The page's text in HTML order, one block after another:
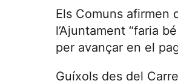
Els Comuns afirmen
l’Ajuntament “faria
per avançar en el
Guíxols des del